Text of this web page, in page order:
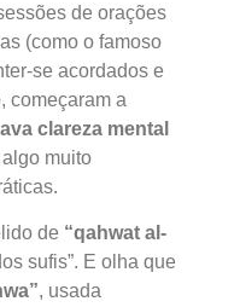
de orações
(como o famoso
se acordados e
começaram a
clareza mental
algo muito
de “qahwat al-
sufis”. E olha que
, usada